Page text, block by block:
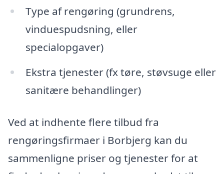
Type af rengøring (grundrens,
vinduespudsning, eller
specialopgaver)
Ekstra tjenester (fx tøre, støvsuge eller
sanitære behandlinger)
Ved at indhente flere tilbud fra
rengøringsfirmaer i Borbjerg kan du
sammenligne priser og tjenester for at